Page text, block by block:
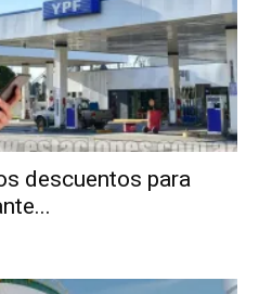
descuentos para